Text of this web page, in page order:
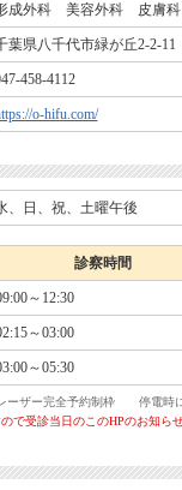
成外科 美容外科 皮膚
葉県八千代市緑が丘2-2-
458-4112
o-hifu.com/
、日、祝、土曜午後
診察時間
～12:30
～03:00
～05:30
ー完全予約制枠 停電時に
で受診当日のこのHPのお知